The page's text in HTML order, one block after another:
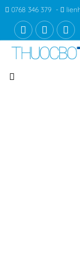
0768 346 379 -